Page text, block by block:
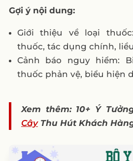
Gợi ý nội dung:
Giới thiệu về loại
thuốc, tác dụng chính,
Cảnh báo nguy hiểm:
thuốc phản vệ, biểu hiện
Xem thêm: 10+ Ý
CâyThu Hút Khách